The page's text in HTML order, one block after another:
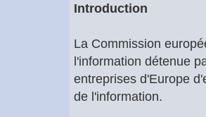
Introduction
La Commission
l'information détenue
entreprises d'Europe
de l'information.